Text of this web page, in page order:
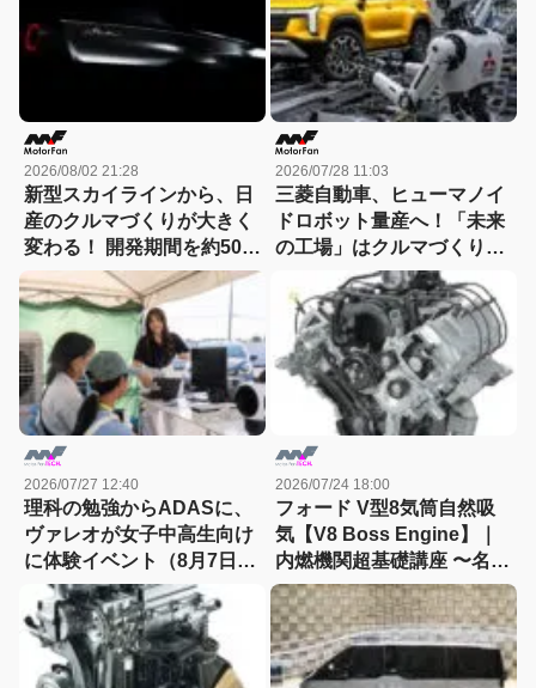
2026/08/02 21:28
新型スカイラインから、日
産のクルマづくりが大きく
変わる！ 開発期間を約50か
月から30か月へと大幅短縮
2026/07/28 11:03
三菱自動車、ヒューマノイ
ドロボット量産へ！「未来
の工場」はクルマづくりを
どう変えるのか
2026/07/27 12:40
理科の勉強からADASに、
ヴァレオが女子中高生向け
に体験イベント（8月7日締
切）
2026/07/24 18:00
フォード V型8気筒自然吸
気【V8 Boss Engine】｜
内燃機関超基礎講座 〜名作
エンジン図鑑